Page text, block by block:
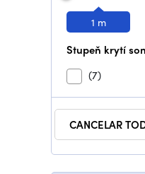
1 m
Stupeň krytí
(7)
CANCELAR